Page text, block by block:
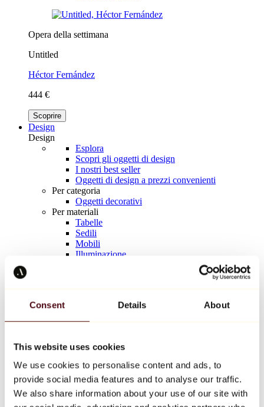
Consent Details About
This website uses cookies
We use cookies to personalise content and ads, to
provide social media features and to analyse our traffic.
We also share information about your use of our site with
Opera della settimana
Untitled
Héctor Fernández
444 €
Scoprire
Design
Design
Esplora
Scopri gli oggetti di design
I nostri best seller
Oggetti di design a prezzi convenienti
Per categoria
Oggetti decorativi
Per materiali
Tabelle
Sedili
Mobili
Illuminazione
Keith Haring
Tutti i designer
Opera della settimana